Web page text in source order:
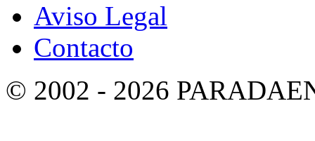
Aviso Legal
Contacto
© 2002 - 2026